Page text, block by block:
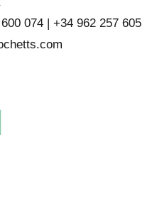
074 | +34 962 257 605